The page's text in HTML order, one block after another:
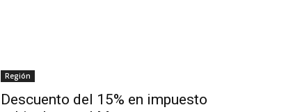
Región
Descuento del 15% en impuesto